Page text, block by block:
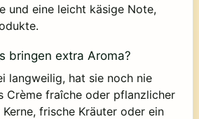
und eine leicht käsige Note,
bringen extra Aroma?
langweilig, hat sie noch nie
Crème fraîche oder pflanzlicher
frische Kräuter oder ein